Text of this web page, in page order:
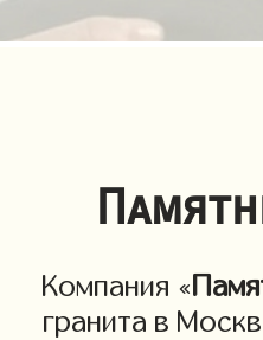
Компания «
гранита в